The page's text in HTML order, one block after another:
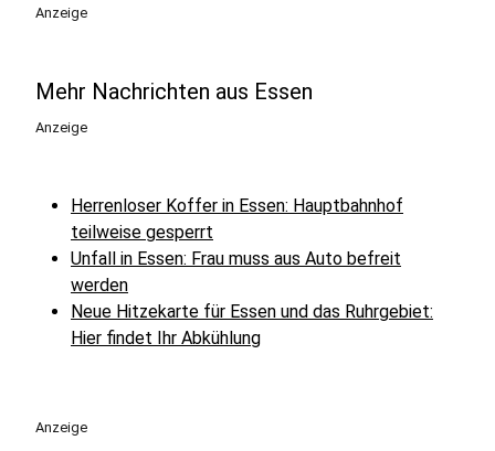
Anzeige
Mehr Nachrichten aus Essen
Anzeige
Herrenloser Koffer in Essen: Hauptbahnhof
teilweise gesperrt
Unfall in Essen: Frau muss aus Auto befreit
werden
Neue Hitzekarte für Essen und das Ruhrgebiet:
Hier findet Ihr Abkühlung
Anzeige